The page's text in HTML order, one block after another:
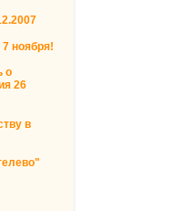
ноября!
о
26
в